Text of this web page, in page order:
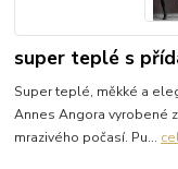
super teplé s
Super teplé, měkké a
Annes Angora vyrobené
mrazivého počasí. Pu...